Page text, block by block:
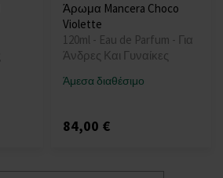
Άρωμα Mancera Choco
Violette
120ml - Eau de Parfum - Για
Άνδρες Και Γυναίκες
Άμεσα διαθέσιμο
84,00 €